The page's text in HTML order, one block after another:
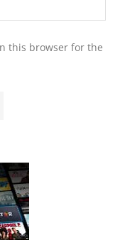
this browser for the